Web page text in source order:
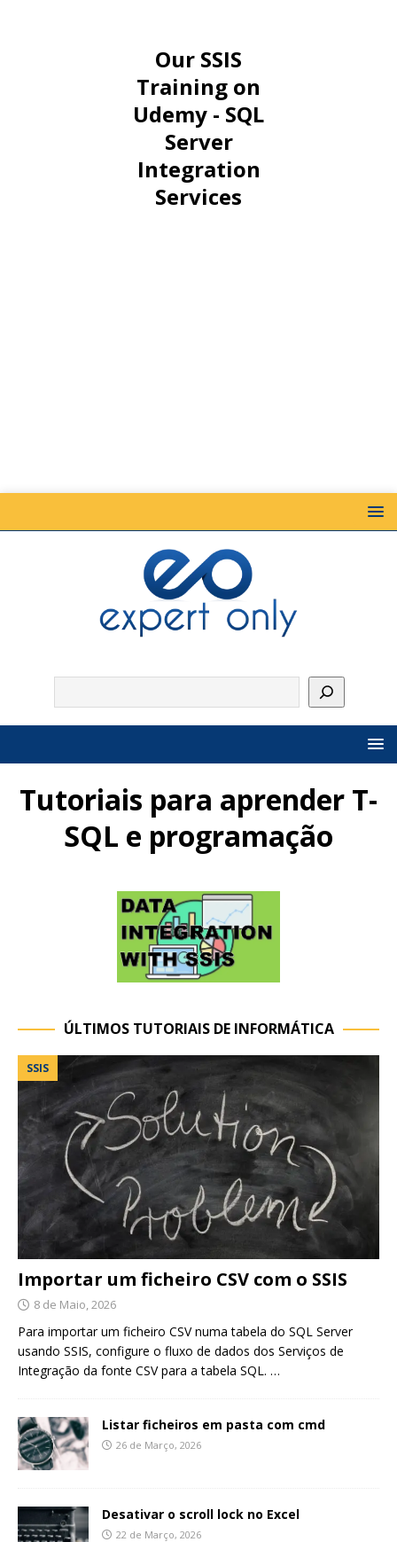
Our SSIS
Training on
Udemy - SQL
Server
Integration
Services
Tutoriais para aprender T-
SQL e programação
ÚLTIMOS TUTORIAIS DE INFORMÁTICA
SSIS
Importar um ficheiro CSV com o SSIS
8 de Maio, 2026
Para importar um ficheiro CSV numa tabela do SQL Server
usando SSIS, configure o fluxo de dados dos Serviços de
Integração da fonte CSV para a tabela SQL. …
Listar ficheiros em pasta com cmd
26 de Março, 2026
Desativar o scroll lock no Excel
22 de Março, 2026